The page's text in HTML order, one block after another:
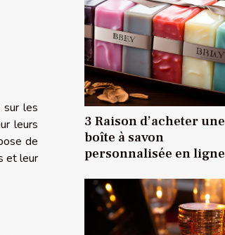
sur les
leurs
de
et leur
3 Raison d’acheter une
boîte à savon
personnalisée en ligne